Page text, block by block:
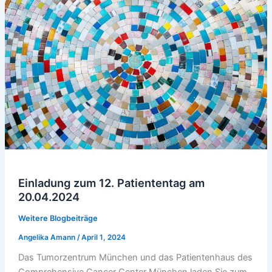
Einladung zum 12. Patiententag am
20.04.2024
Weitere Blogbeiträge
Angelika Amann /April 1, 2024
Das Tumorzentrum München und das Patientenhaus des